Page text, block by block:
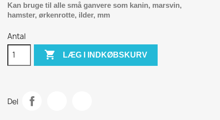
Kan bruge til alle små ganvere som kanin, marsvin,
hamster, ørkenrotte, ilder, mm
Antal
 LÆG I INDKØBSKURV
Del